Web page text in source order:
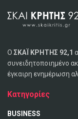
Ο ΣΚΑΪ ΚΡΗΤΗΣ 92,1
συνειδητοποιημένο
έγκαιρη ενημέρωση
Κατηγορίες
BUSINESS